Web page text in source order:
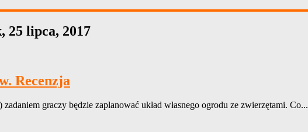
25 lipca, 2017
Recenzja
graczy będzie zaplanować układ własnego ogrodu ze zwierzętami. Co...